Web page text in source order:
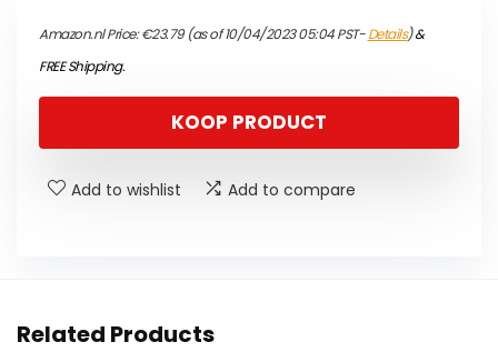
Amazon.nl Price:€23.79(as of 10/04/2023 05:04 PST-Details)&
FREE Shipping.
KOOP PRODUCT
Add to wishlist Add to compare
Related Products